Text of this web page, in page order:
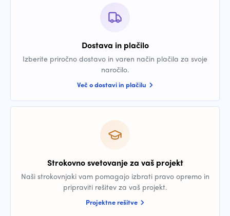
Dostava in plačilo
Izberite priročno dostavo in varen način plačila za svoje
naročilo.
Več o dostavi in plačilu
Strokovno svetovanje za vaš projekt
Naši strokovnjaki vam pomagajo izbrati pravo opremo in
pripraviti rešitev za vaš projekt.
Projektne rešitve